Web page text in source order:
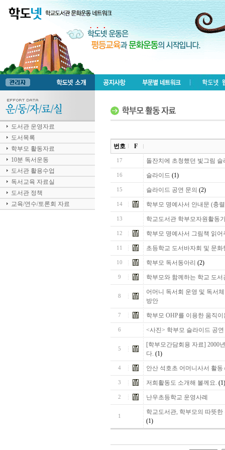
도서관 운영자료
도서목록
학부모 활동자료
10분 독서운동
도서관 활용수업
독서교육 자료실
도서관 정책
교육/연수/토론회 자료
번호 F
17 돌잔치에 초청했던 빛그림 슬
16 슬라이드 (1)
15 슬라이드 공연 문의 (2)
14 학부모 명예사서 안내문 (충
13 학교도서관 학부모자원활동
12 학부모 명예사서 그림책 읽어
11 초등학교 도서바자회 및 문화
10 학부모 독서동아리 (2)
9 학부모와 함께하는 학교 도서
8
어머니 독서회 운영 및 독서
방안
7 학부모 OHP를 이용한 움직
6 <사진> 학부모 슬라이드 공연
5
[학부모간담회용 자료] 2000
다. (1)
4 안산 석호초 어머니사서 활동
3 저희활동도 소개해 볼께요. (1)
2 난우초등학교 운영사례
1
학교도서관, 학부모의 따뜻
(1)